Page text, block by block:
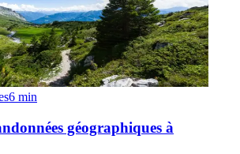
6 min
géographiques à